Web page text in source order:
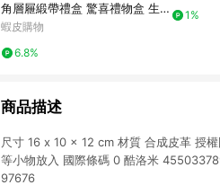
角層屜緞帶禮盒 驚喜禮物盒 生日
禮盒 禮物盒 驚喜盒 情人送禮
蝦皮購物
6.8%
1%
商品描述
尺寸 16 x 10 x 12 cm 材質 合成皮革 授
等小物放入 國際條碼 0 酷洛米
97676